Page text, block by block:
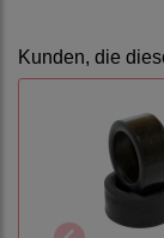
Kunden, die